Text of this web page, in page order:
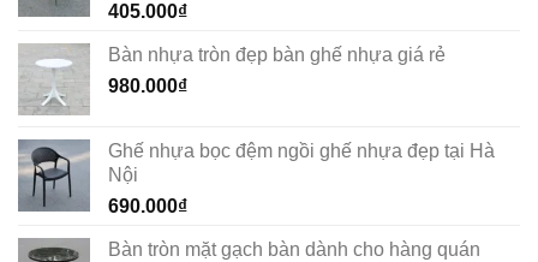
405.000₫
Bàn nhựa tròn đẹp bàn ghế nhựa giá rẻ
980.000₫
Ghế nhựa bọc đệm ngồi ghế nhựa đẹp tại Hà
Nội
690.000₫
Bàn tròn mặt gạch bàn dành cho hàng quán